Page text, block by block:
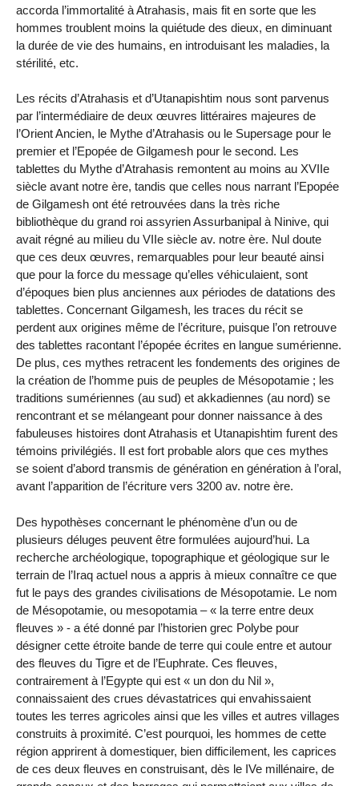
accorda l’immortalité à Atrahasis, mais fit en sorte que les
hommes troublent moins la quiétude des dieux, en diminuant
la durée de vie des humains, en introduisant les maladies, la
stérilité, etc.
Les récits d’Atrahasis et d’Utanapishtim nous sont parvenus
par l’intermédiaire de deux œuvres littéraires majeures de
l’Orient Ancien, le Mythe d’Atrahasis ou le Supersage pour le
premier et l’Epopée de Gilgamesh pour le second. Les
tablettes du Mythe d’Atrahasis remontent au moins au XVIIe
siècle avant notre ère, tandis que celles nous narrant l’Epopée
de Gilgamesh ont été retrouvées dans la très riche
bibliothèque du grand roi assyrien Assurbanipal à Ninive, qui
avait régné au milieu du VIIe siècle av. notre ère. Nul doute
que ces deux œuvres, remarquables pour leur beauté ainsi
que pour la force du message qu’elles véhiculaient, sont
d’époques bien plus anciennes aux périodes de datations des
tablettes. Concernant Gilgamesh, les traces du récit se
perdent aux origines même de l’écriture, puisque l’on retrouve
des tablettes racontant l’épopée écrites en langue sumérienne.
De plus, ces mythes retracent les fondements des origines de
la création de l’homme puis de peuples de Mésopotamie ; les
traditions sumériennes (au sud) et akkadiennes (au nord) se
rencontrant et se mélangeant pour donner naissance à des
fabuleuses histoires dont Atrahasis et Utanapishtim furent des
témoins privilégiés. Il est fort probable alors que ces mythes
se soient d’abord transmis de génération en génération à l’oral,
avant l’apparition de l’écriture vers 3200 av. notre ère.
Des hypothèses concernant le phénomène d’un ou de
plusieurs déluges peuvent être formulées aujourd’hui. La
recherche archéologique, topographique et géologique sur le
terrain de l’Iraq actuel nous a appris à mieux connaître ce que
fut le pays des grandes civilisations de Mésopotamie. Le nom
de Mésopotamie, ou mesopotamia – « la terre entre deux
fleuves » - a été donné par l’historien grec Polybe pour
désigner cette étroite bande de terre qui coule entre et autour
des fleuves du Tigre et de l’Euphrate. Ces fleuves,
contrairement à l’Egypte qui est « un don du Nil »,
connaissaient des crues dévastatrices qui envahissaient
toutes les terres agricoles ainsi que les villes et autres villages
construits à proximité. C’est pourquoi, les hommes de cette
région apprirent à domestiquer, bien difficilement, les caprices
de ces deux fleuves en construisant, dès le IVe millénaire, de